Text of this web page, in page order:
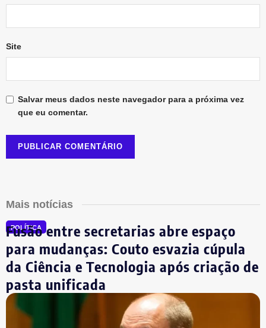
Site
Salvar meus dados neste navegador para a próxima vez
que eu comentar.
Mais notícias
POLÍTICA
Fusão entre secretarias abre espaço
para mudanças: Couto esvazia cúpula
da Ciência e Tecnologia após criação de
pasta unificada